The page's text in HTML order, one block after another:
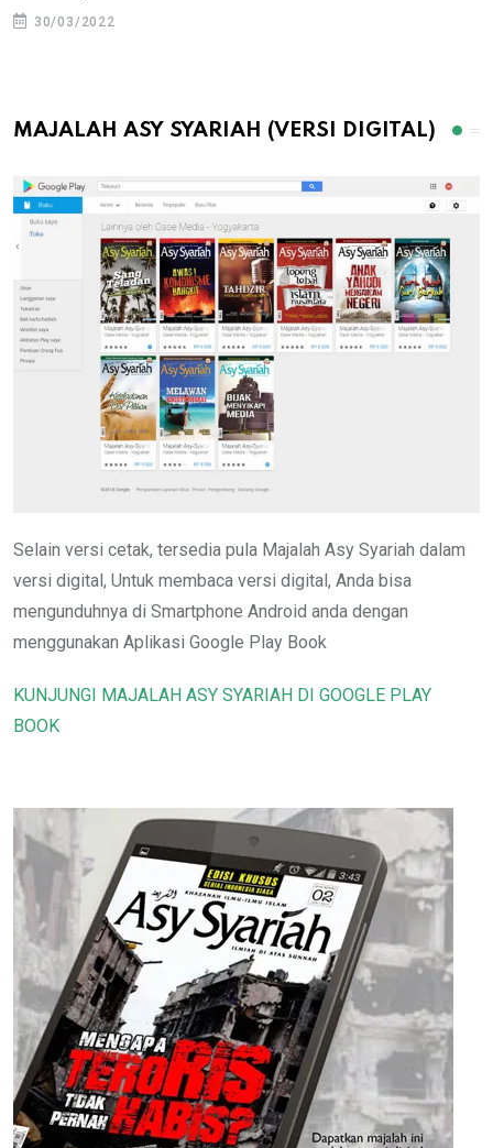
30/03/2022
MAJALAH ASY SYARIAH (VERSI DIGITAL)
Selain versi cetak, tersedia pula Majalah Asy Syariah dalam
versi digital, Untuk membaca versi digital, Anda bisa
mengunduhnya di Smartphone Android anda dengan
menggunakan Aplikasi Google Play Book
KUNJUNGI MAJALAH ASY SYARIAH DI GOOGLE PLAY
BOOK